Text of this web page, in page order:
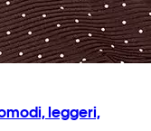
leggeri,